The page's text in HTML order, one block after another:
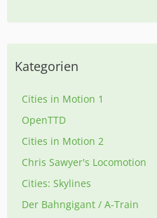
Kategorien
Cities in Motion 1
OpenTTD
Cities in Motion 2
Chris Sawyer's Locomotion
Cities: Skylines
Der Bahngigant / A-Train